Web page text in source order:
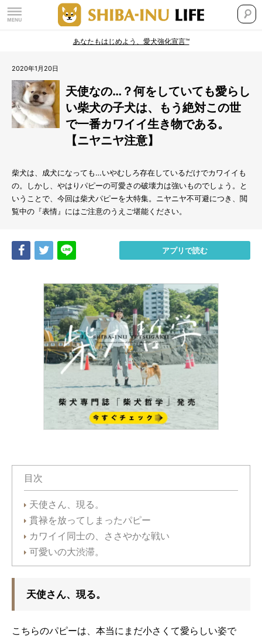
あなたもはじめよう、愛犬強化宣言™
2020年1月20日
天使なの…？何をしていても愛らし
い柴犬の子犬は、もう絶対この世
で一番カワイイ生き物である。
【ニヤニヤ注意】
柴犬は、成犬になっても…いやむしろ存在しているだけでカワイイも
の。しかし、やはりパピーの可愛さの破壊力は強いものでしょう。と
いうことで、今回は柴犬パピーを大特集。ニヤニヤ不可避につき、閲
覧中の『表情』にはご注意のうえご堪能ください。
Share Tweet アプリで読む
目次
天使さん、現る。
貫禄を放ってしまったパピー
カワイイ同士の、ささやかな戦い
可愛いの大渋滞。
天使さん、現る。
こちらのパピーは、本当にまだ小さくて愛らしい姿で